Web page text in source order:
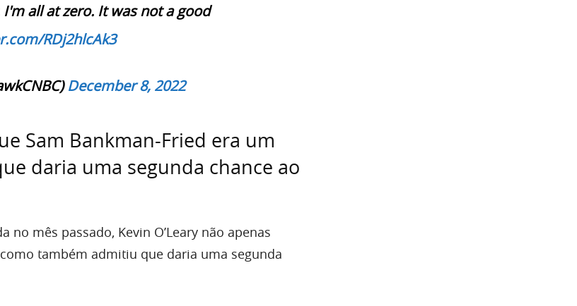
all at zero. It was not a good
RDj2hlcAk3
December 8, 2022
Sam Bankman-Fried era um
daria uma segunda chance ao
no mês passado, Kevin O’Leary não apenas
também admitiu que daria uma segunda